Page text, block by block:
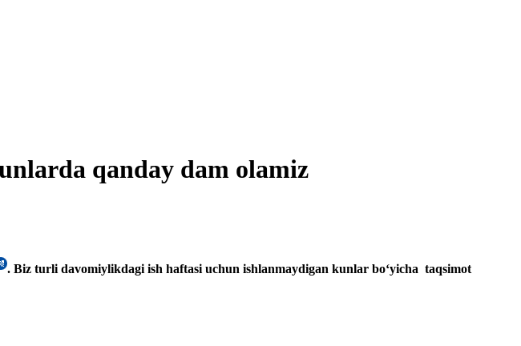
qanday dam olamiz
. Biz turli davomiylikdagi ish haftasi uchun ishlanmaydigan kunlar boʻyicha taqsimot